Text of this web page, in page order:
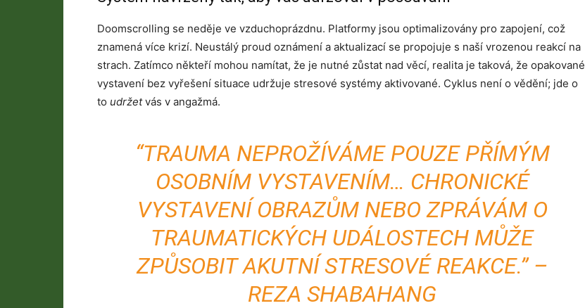
Doomscrolling se neděje ve vzduchoprázdnu. Platformy jsou optimalizovány pro zapojení, což
znamená více krizí. Neustálý proud oznámení a aktualizací se propojuje s naší vrozenou reakcí na
strach. Zatímco někteří mohou namítat, že je nutné zůstat nad věcí, realita je taková, že opakované
vystavení bez vyřešení situace udržuje stresové systémy aktivované. Cyklus není o vědění; jde o
to udržetvás v angažmá.
“TRAUMA NEPROŽÍVÁME POUZE PŘÍMÝM
OSOBNÍM VYSTAVENÍM… CHRONICKÉ
VYSTAVENÍ OBRAZŮM NEBO ZPRÁVÁM O
TRAUMATICKÝCH UDÁLOSTECH MŮŽE
ZPŮSOBIT AKUTNÍ STRESOVÉ REAKCE.” –
REZA SHABAHANG